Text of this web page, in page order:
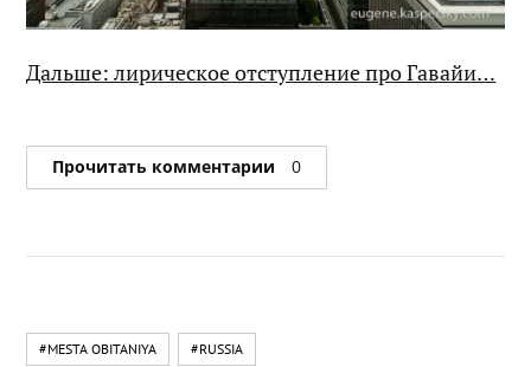
Дальше: лирическое отступление про Гавайи…
Прочитать комментарии 0
#MESTA OBITANIYA #RUSSIA